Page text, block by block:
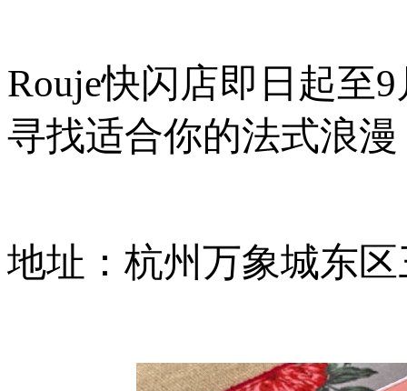
Rouje快闪店即日起至
寻找适合你的法式浪漫
地址：杭州万象城东